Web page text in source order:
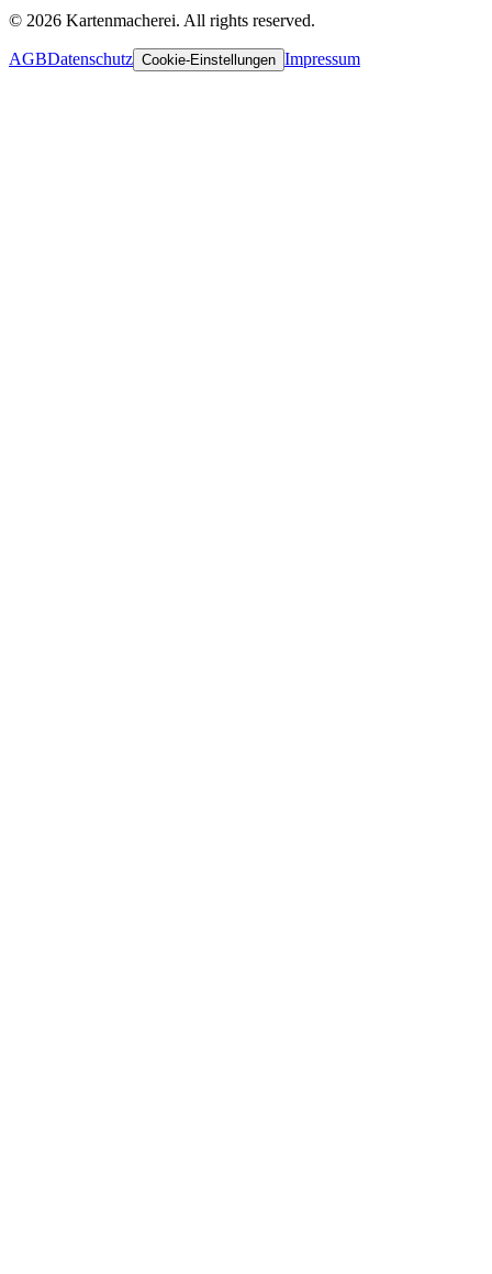
© 2026 Kartenmacherei. All rights reserved.
AGBDatenschutz Cookie-Einstellungen Impressum